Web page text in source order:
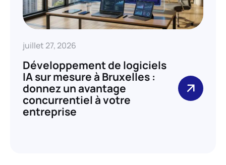
juillet 27, 2026
Développement de logiciels
IA sur mesure à Bruxelles :
donnez un avantage
concurrentiel à votre
entreprise